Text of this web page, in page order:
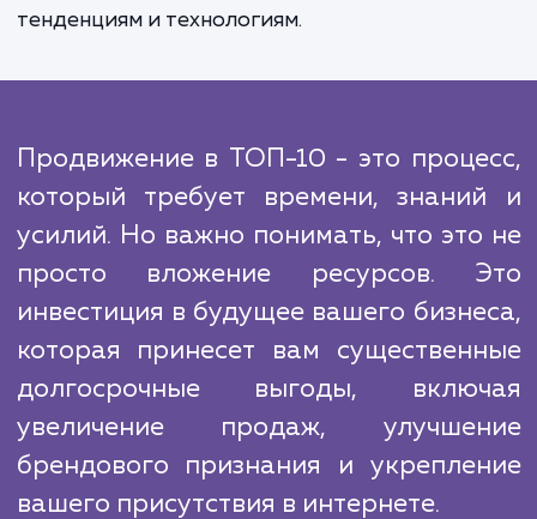
оптимизации контента,
анализируются, чтобы гарантировать
лучшие результаты.
Алгоритмы продвижения в ТОП-10
меняются, и мы стараемся быть на шаг
конкурентами. Это требует
обучения, анализа и адаптации к
тенденциям и технологиям.